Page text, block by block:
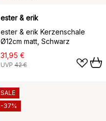
ester & erik
ester & erik Kerzenschale
Ø12cm matt, Schwarz
31,95 €
UVP 42 €
SALE
-37%